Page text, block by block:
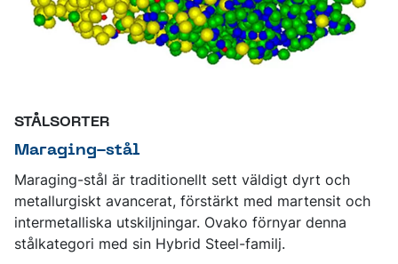
STÅLSORTER
Maraging-stål
Maraging-stål är traditionellt sett väldigt dyrt och
metallurgiskt avancerat, förstärkt med martensit och
intermetalliska utskiljningar. Ovako förnyar denna
stålkategori med sin Hybrid Steel-familj.